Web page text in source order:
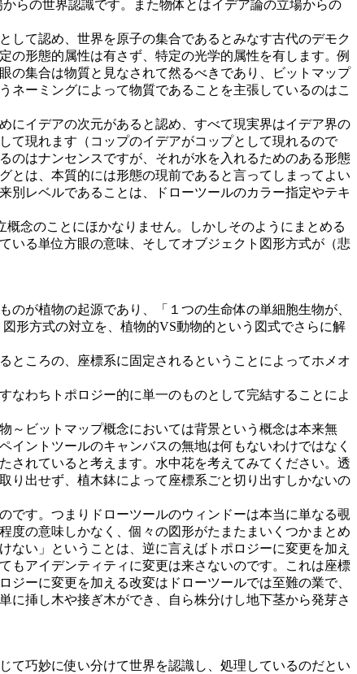
らの世界認識です。また物体とはイデア論の立場からの
て認め、世界を原子の集合であるとみなす古代のデモク
の形態的属性は有さず、特定の光学的属性を有します。例
の集合は物質と見なされて然るべきであり、ビットマップ
ネーミングによって物質であることを主張しているのはこ
イデアの次元があると認め、すべて現実界はイデア界の
て現れます（コップのイデアがコップとして現れるので
のはナンセンスですが、それが水を入れるためのある形態
とは、本質的には形態の現前であると言ってしまってよい
別レベルであることは、ドローツールのカラー指定やテキ
念のことにほかなりません。しかしそのようにまとめる
いる単位方眼の意味、そしてオブジェクト図形方式が（悲
が植物の起源であり、「１つの生命体の単細胞生物が、
形方式の対立を、植物的VS動物的という図式でさらに解
ころの、座標系に固定されるということによってホメオ
わちトポロジー的に単一のものとして完結することによ
～ビットマップ概念においては背景という概念は本来無
ントツールのキャンバスの無地は何もないわけではなく
されていると考えます。水中花を考えてみてください。透
り出せず、植木鉢によって座標系ごと切り出すしかないの
す。つまりドローツールのウィンドーは本当に単なる覗
度の意味しかなく、個々の図形がたまたまいくつかまとめ
い」ということは、逆に言えばトポロジーに変更を加え
もアイデンティティに変更は来さないのです。これは座標
ーに変更を加える改変はドローツールでは至難の業で、
に挿し木や接ぎ木ができ、自ら株分けし地下茎から発芽さ
巧妙に使い分けて世界を認識し、処理しているのだとい